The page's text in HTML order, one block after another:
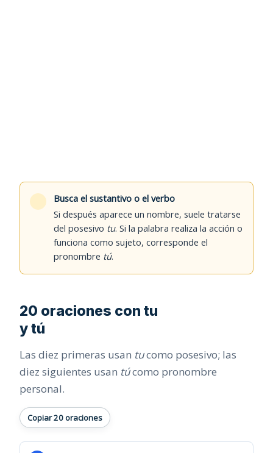
Busca el sustantivo o el verbo
Si después aparece un nombre, suele tratarse
del posesivo tu. Si la palabra realiza la acción o
funciona como sujeto, corresponde el
pronombre tú.
20 oraciones con tu
y tú
Las diez primeras usan tucomo posesivo; las
diez siguientes usan túcomo pronombre
personal.
Copiar 20 oraciones